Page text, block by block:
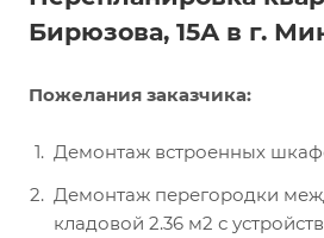
Бирюзова, 15А в г.
Пожелания заказчика:
Демонтаж встроенных
Демонтаж перегородки
кладовой 2.36 м2 с